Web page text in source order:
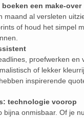
een make-over
maand al versleten
of houd het simpel
proefwerken
of lekker
inspirerende
technologie voorop
onmisbaar. Of je